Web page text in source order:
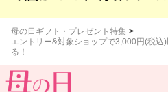
母の日ギフト・プレゼント特集
エントリー&対象ショップで3,000円(税
る！